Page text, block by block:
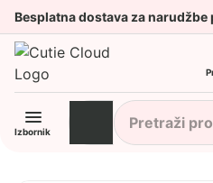
Besplatna dostava za
Izbornik